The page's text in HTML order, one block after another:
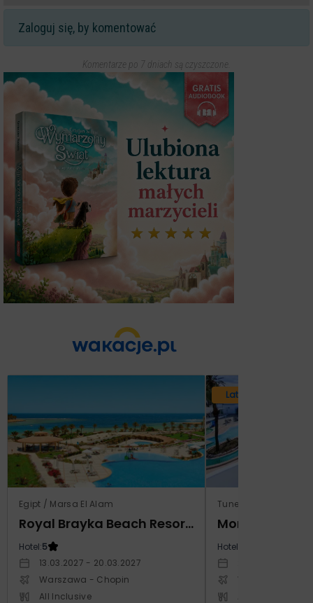
Zaloguj się, by komentować
Komentarze po 7 dniach są czyszczone.
Egipt / Marsa El Alam
Royal Brayka Beach Resort (ex Zee Brayka)
Hotel:5
13.03.2027 - 20.03.2027
Warszawa - Chopin
All Inclusive
Lato 2026
Tunezja / Monastir
Hotel:
Warszawa -